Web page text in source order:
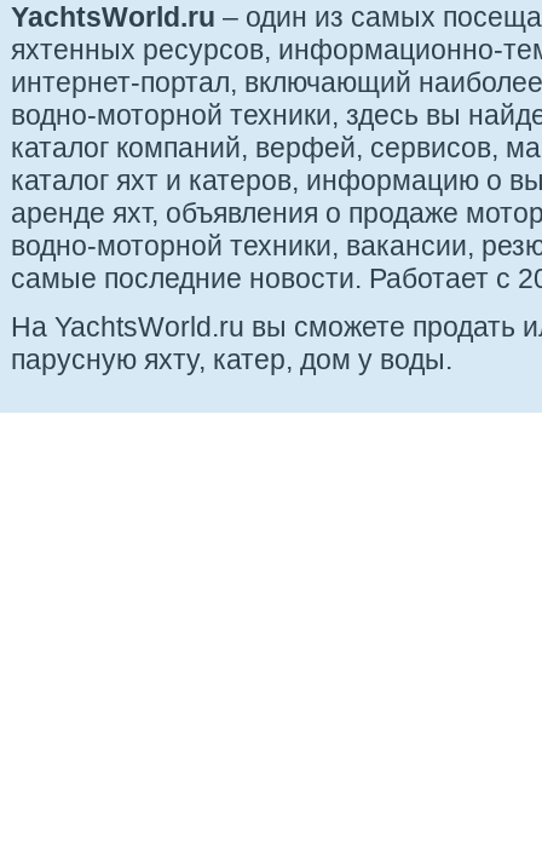
YachtsWorld.ru – один из самых
яхтенных ресурсов, информационно-
интернет-портал, включающий
водно-моторной техники, здесь вы
каталог компаний, верфей, сервисов,
каталог яхт и катеров, информацию о
аренде яхт, объявления о продаже
водно-моторной техники, вакансии,
самые последние новости. Работает с
На YachtsWorld.ru вы сможете продать
парусную яхту, катер, дом у воды.